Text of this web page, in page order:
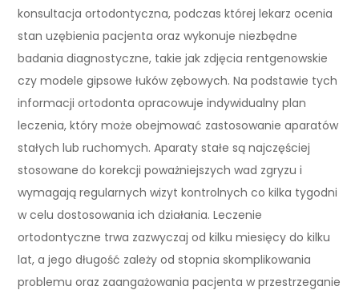
konsultacja ortodontyczna, podczas której lekarz ocenia
stan uzębienia pacjenta oraz wykonuje niezbędne
badania diagnostyczne, takie jak zdjęcia rentgenowskie
czy modele gipsowe łuków zębowych. Na podstawie tych
informacji ortodonta opracowuje indywidualny plan
leczenia, który może obejmować zastosowanie aparatów
stałych lub ruchomych. Aparaty stałe są najczęściej
stosowane do korekcji poważniejszych wad zgryzu i
wymagają regularnych wizyt kontrolnych co kilka tygodni
w celu dostosowania ich działania. Leczenie
ortodontyczne trwa zazwyczaj od kilku miesięcy do kilku
lat, a jego długość zależy od stopnia skomplikowania
problemu oraz zaangażowania pacjenta w przestrzeganie